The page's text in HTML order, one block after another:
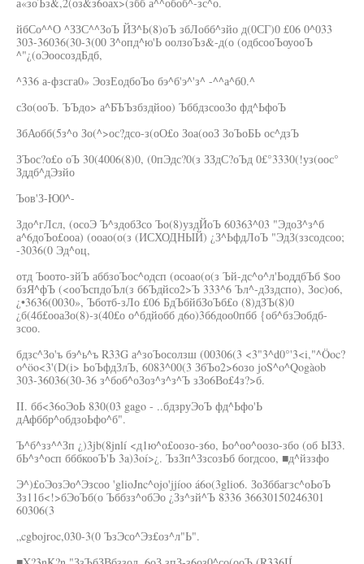
йбСо^^О ^ЗЗС^^ЗоЪ ЙЗ^Ь(8)оЪ збЛобб^зйо д(0СГ)0 £06 0^033
303-36036(30-3(00 З^опд^ю'Ь оолзоЪз&-д(о (одбсооЪоуооЪ
^"¿(оЭоосоздБдб,
^336 а-фзсга0» ЭозЕодбоЪо бэ^б'э^'з^ -^^а^б0.^
сЗо(ооЪ. ЪЪдо> а^БЪЪзбздйоо) ЪббдзсооЗо фд^ЬфоЪ
ЗбАобб(5з^о Зо(^>ос?дсо-з(оО£о Зоа(ооЗ ЗоЪоБЬ ос^дзЪ
ЗЪос?о£о оЪ 30(4006(8)0, (0пЭдс?0(з ЗЗдС?оЪд 0£°3330(!уз(оос°
Зддб^дЭзйо
Ъов'З-Ю0^-
Здо^гЛсл, (осоЭ Ъ^здобЗсо Ъо(8)уздЙоЪ 60363^03 "ЭдоЗ^з^б
а^6доЪо£ооа) (ооао(о(з (ИСХОДНЫЙ) ¿З^ЬфдЛоЪ "ЭдЗ(ззсодсоо;
-3036(0 Эд^оц,
отд Ъоото-зйЪ аббзоЪос^одсп (осоао(о(з Ъй-дс^о^л'ЬоддбЪб $оо
бзЯ^фЪ (<ооЪспдоЪл(з б6Ъдйсо2>Ъ 333^6 Ъл^-дЗздспо), Зос)о6,
¿•3636(0030», Ъботб-зЛо £06 БдЪбйбЗоЪб£о (8)дЗЪ(8)0
¿б(4б£ооаЗо(8)-з(40£о о^бдйобб д6о)3б6доо0пбб {об^бзЭобдб-
зсоо.
бдзс^Зо'ъ бэ^ь^ъ R33G а^зоЪосолзш (00306(3 <3"3^d0°'3<i,"^Öoc?
o^öo<3'(D(i> ЬоЪфдЗлЪ, 6083^00(3 ЗбЪо2>6озо joS^o^Qogàob
303-36036(30-36 з^боб^оЗоз^з^з^Ъ зЗо6Во£4з?>б.
II. бб<36оЭоЬ 830(03 gago - ..бдзруЭоЪ фд^Ьфо'Ь
дАфббр^обдзоЬфо^б".
Ъ^б^зз^^Зп ¿)3jb(8jnlí <д1ю^о£оозо-з6о, Ьо^оо^оозо-збо (об ЫЗ3.
бЬ^з^осп бббкооЪ'Ь 3a)3oí>¿. ЪзЗп^ЗзсозЬб богдсоо, ■д^йззфо
Э^)£оЭозЭо^Эзсоо 'glioJnc^ojo'jjíoo á6o(3glio6. ЗоЗббагзс^оЬоЪ
Зз11б<!>бЭоЪб(о Ъббзз^обЭо ¿Зз^зй^Ъ 8336 36630150246301
60306(3
„cgbojroc,030-3(0 ЪзЭсо^Эз£оз^л"Ь".